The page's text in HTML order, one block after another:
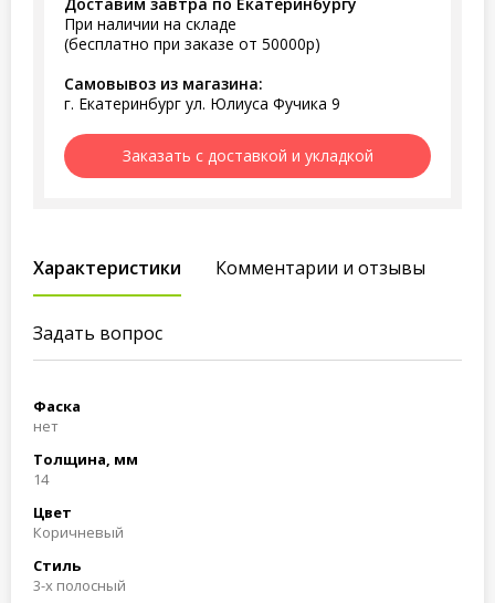
При наличии на складе
(бесплатно при заказе от 50000р)
Самовывоз из магазина:
г. Екатеринбург ул. Юлиуса Фучика 9
Заказать с доставкой и укладкой
Характеристики Комментарии и отзывы
Задать вопрос
Фаска
нет
Толщина, мм
14
Цвет
Коричневый
Стиль
3-х полосный